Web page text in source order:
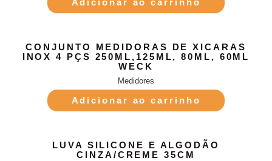
Adicionar ao carrinho
CONJUNTO MEDIDORAS DE XICARAS
INOX 4 PÇS 250ML,125ML, 80ML, 60ML
WECK
Medidores
Adicionar ao carrinho
LUVA SILICONE E ALGODÃO
CINZA/CREME 35CM